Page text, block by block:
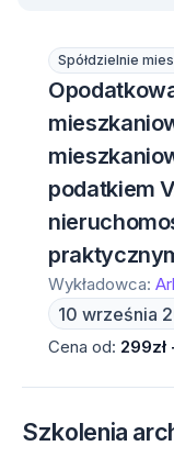
Spółdzielnie
podatkiem
Wykładowca:
10 września
Cena od:
Szkolenia